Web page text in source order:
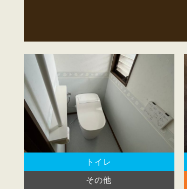
トイレ
その他